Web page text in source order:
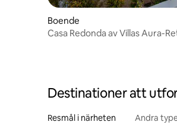
Boende
Casa Redonda av Villas Aura-
Destinationer att
Resmål i närheten Andra